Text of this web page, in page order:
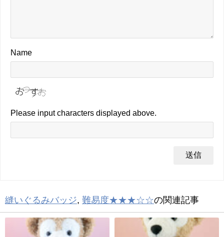
Name
Please input characters displayed above.
縫いぐるみバッジ, 難易度★★★☆☆の関連記事